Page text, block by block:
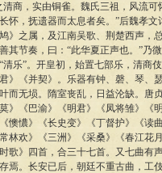
商，实由铜雀。魏氏三祖，风流
怀，抚遗器而太息者矣。”后魏孝
》之属，及江南吴歌、荆楚西声，
其节奏，曰：“此华夏正声也。”乃
乐”。开皇初，始置七部乐，清商
》《并契》。乐器有钟、磬、琴、
而无埙。隋室丧乱，日益沦缺。唐
》《巴渝》《明君》《凤将雏》《
懊憹》《长史变》《丁督护》《读
林欢》《三洲》《采桑》《春江花
歌》四首，合三十七首。又七曲有
焉。长安已后，朝廷不重古曲，工